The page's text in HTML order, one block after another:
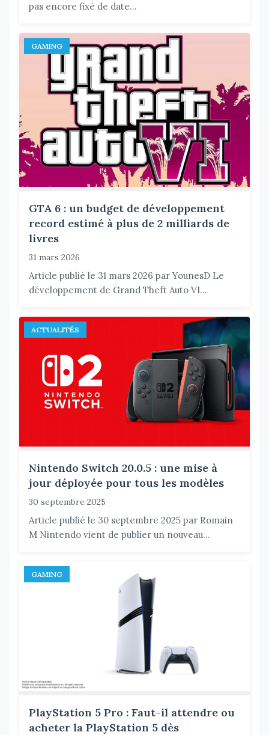
pas encore fixé de date...
GAMING
GTA 6 : un budget de développement
record estimé à plus de 2 milliards de
livres
31 mars 2026
Article publié le 31 mars 2026 par YounesD Le
développement de Grand Theft Auto VI...
ACTUALITÉS
Nintendo Switch 20.0.5 : une mise à
jour déployée pour tous les modèles
30 septembre 2025
Article publié le 30 septembre 2025 par Romain
M Nintendo vient de publier un nouveau...
GAMING
PlayStation 5 Pro : Faut-il attendre ou
acheter la PlayStation 5 dès